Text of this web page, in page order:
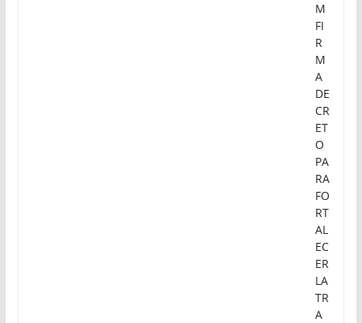
M
FI
R
M
A
DE
CR
ET
O
PA
RA
FO
RT
AL
EC
ER
LA
TR
A